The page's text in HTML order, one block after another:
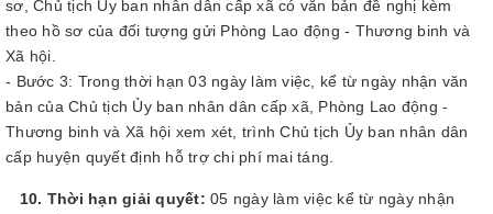
sơ, Chủ tịch Ủy ban nhân dân cấp xã có văn bản đề nghị kèm
theo hồ sơ của đối tượng gửi Phòng Lao động - Thương binh và
Xã hội.
- Bước 3: Trong thời hạn 03 ngày làm việc, kể từ ngày nhận văn
bản của Chủ tịch Ủy ban nhân dân cấp xã, Phòng Lao động -
Thương binh và Xã hội xem xét, trình Chủ tịch Ủy ban nhân dân
cấp huyện quyết định hỗ trợ chi phí mai táng.
10. Thời hạn giải quyết: 05 ngày làm việc kể từ ngày nhận